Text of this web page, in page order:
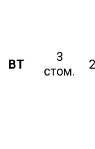
ВТ
3
стом.